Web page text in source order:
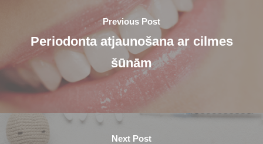
Previous Post
Periodonta atjaunošana ar cilmes
šūnām
Next Post